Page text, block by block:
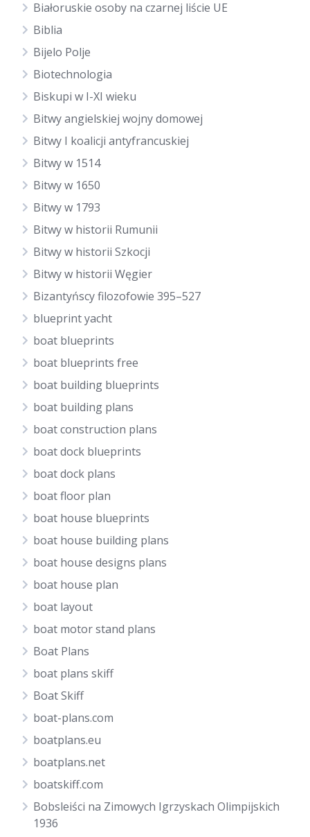
Białoruskie osoby na czarnej liście UE
Biblia
Bijelo Polje
Biotechnologia
Biskupi w I-XI wieku
Bitwy angielskiej wojny domowej
Bitwy I koalicji antyfrancuskiej
Bitwy w 1514
Bitwy w 1650
Bitwy w 1793
Bitwy w historii Rumunii
Bitwy w historii Szkocji
Bitwy w historii Węgier
Bizantyńscy filozofowie 395–527
blueprint yacht
boat blueprints
boat blueprints free
boat building blueprints
boat building plans
boat construction plans
boat dock blueprints
boat dock plans
boat floor plan
boat house blueprints
boat house building plans
boat house designs plans
boat house plan
boat layout
boat motor stand plans
Boat Plans
boat plans skiff
Boat Skiff
boat-plans.com
boatplans.eu
boatplans.net
boatskiff.com
Bobsleiści na Zimowych Igrzyskach Olimpijskich
1936